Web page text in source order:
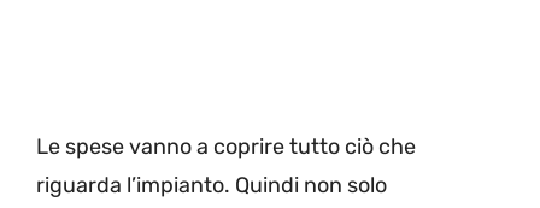
Le spese vanno a coprire tutto ciò che
riguarda l’impianto. Quindi non solo